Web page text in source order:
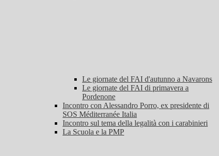
Le giornate del FAI d'autunno a Navarons
Le giornate del FAI di primavera a
Pordenone
Incontro con Alessandro Porro, ex presidente di
SOS Méditerranée Italia
Incontro sul tema della legalità con i carabinieri
La Scuola e la PMP